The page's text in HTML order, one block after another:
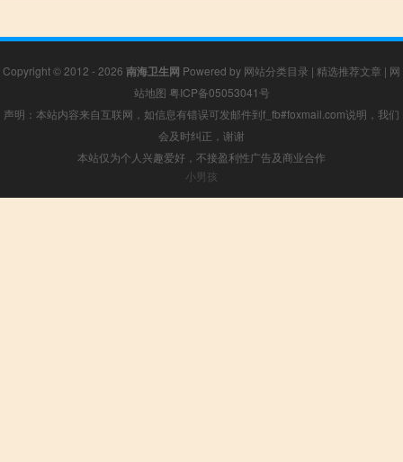
Copyright © 2012 - 2026 南海卫生网 Powered by 网站分类目录 | 精选推荐文章 | 网
站地图 粤ICP备05053041号
声明：本站内容来自互联网，如信息有错误可发邮件到f_fb#foxmail.com说明，我们
会及时纠正，谢谢
本站仅为个人兴趣爱好，不接盈利性广告及商业合作
小男孩